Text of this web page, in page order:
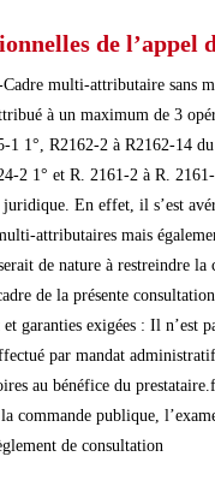
de l’appel
multi-attributaire sans
à un maximum de 3
1°, R2162-2 à R2162-14
2 1° et R. 2161-2 à R.
En effet, il s’est
attributaires mais
de nature à restreindre
de la présente
garanties exigées : Il n’est
par mandat
au bénéfice du
commande publique,
de consultation